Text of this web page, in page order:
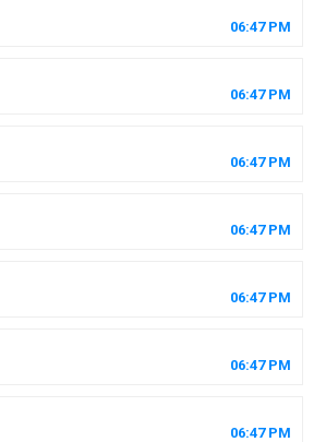
06:47PM
06:47PM
06:47PM
06:47PM
06:47PM
06:47PM
06:47PM